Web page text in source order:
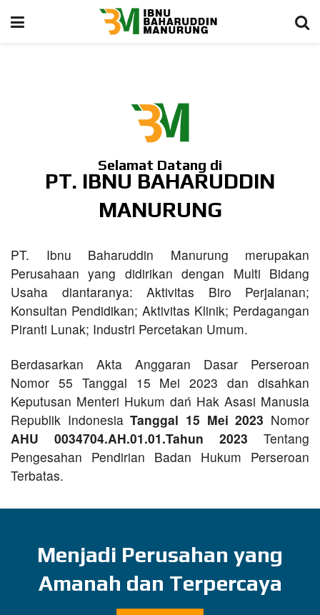
Selamat Datang di
PT. IBNU BAHARUDDIN
MANURUNG
PT. Ibnu Baharuddin Manurung merupakan
Perusahaan yang didirikan dengan Multi Bidang
Usaha diantaranya: Aktivitas Biro Perjalanan;
Konsultan Pendidikan; Aktivitas Klinik; Perdagangan
Piranti Lunak; Industri Percetakan Umum.
Berdasarkan Akta Anggaran Dasar Perseroan
Nomor 55 Tanggal 15 Mei 2023 dan disahkan
Keputusan Menteri Hukum dań Hak Asasi Manusia
Republik IndonesiaTanggal 15 Mei 2023 Nomor
AHU 0034704.AH.01.01.Tahun 2023 Tentang
Pengesahan Pendirian Badan Hukum Perseroan
Terbatas.
Menjadi Perusahan yang
Amanah dan Terpercaya